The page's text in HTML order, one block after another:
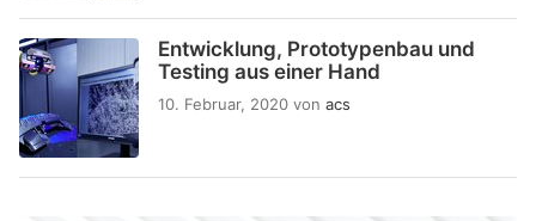
Entwicklung, Prototypenbau und
Testing aus einer Hand
10. Februar, 2020 von acs